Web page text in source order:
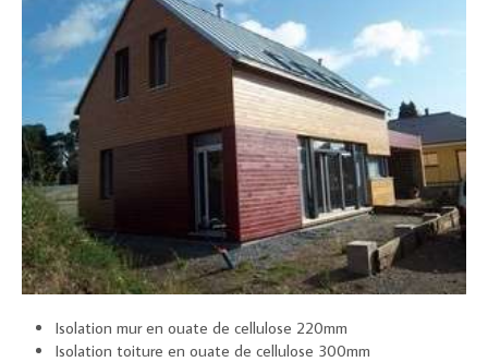
Isolation mur en ouate de cellulose 220mm
Isolation toiture en ouate de cellulose 300mm